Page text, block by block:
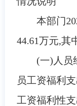
本部门
44.61万元,其
(一) 人员
员工资福利支
工资福利性